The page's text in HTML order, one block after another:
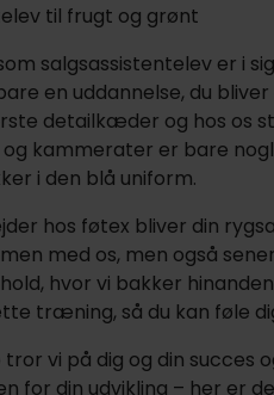
til frugt og grønt
salgsassistentelev er i
en uddannelse, du
detailkæder og hos os
kammerater er bare
i den blå uniform.
hos føtex bliver din
med os, men også
hvor vi bakker
træning, så du kan føle
tror vi på dig og din
for din udvikling – her er